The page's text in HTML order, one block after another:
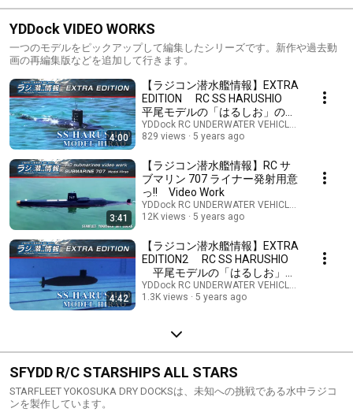
YDDock VIDEO WORKS
一つのモデルをピックアップして編集したシリーズです。新作や過去動
画の再編集版などを追加して行きます。
4:00
【ラジコン潜水艦情報】EXTRA
EDITION RC SS HARUSHIO
平尾モデルの「はるしお」の水
上走行
YDDock RC UNDERWATER VEHICLES lab / ラジ
829 views
5 years ago
3:41
【ラジコン潜水艦情報】RC サ
ブマリン 707 ライナー発射用意
っ!! Video Work
YDDock RC UNDERWATER VEHICLES lab / ラジ
12K views
5 years ago
4:42
【ラジコン潜水艦情報】EXTRA
EDITION2 RC SS HARUSHIO
平尾モデルの「はるしお」の
水中走行
YDDock RC UNDERWATER VEHICLES lab / ラジ
1.3K views
5 years ago
SFYDD R/C STARSHIPS ALL STARS
STARFLEET YOKOSUKA DRY DOCKSは、未知への挑戦である水中ラジコ
ンを製作しています。